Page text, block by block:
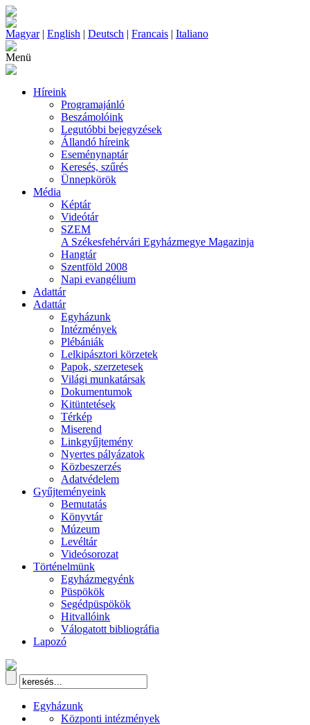
Magyar| English | Deutsch | Francais | Italiano
Menü
Híreink
Programajánló
Beszámolóink
Legutóbbi bejegyzések
Állandó híreink
Eseménynaptár
Keresés, szűrés
Ünnepkörök
Média
Képtár
Videótár
SZEM
A Székesfehérvári Egyházmegye Magazinja
Hangtár
Szentföld 2008
Napi evangélium
Adattár
Adattár
Egyházunk
Intézmények
Plébániák
Lelkipásztori körzetek
Papok, szerzetesek
Világi munkatársak
Dokumentumok
Kitüntetések
Térkép
Miserend
Linkgyűjtemény
Nyertes pályázatok
Közbeszerzés
Adatvédelem
Gyűjteményeink
Bemutatás
Könyvtár
Múzeum
Levéltár
Videósorozat
Történelmünk
Egyházmegyénk
Püspökök
Segédpüspökök
Hitvallóink
Válogatott bibliográfia
Lapozó
Egyházunk
Központi intézmények